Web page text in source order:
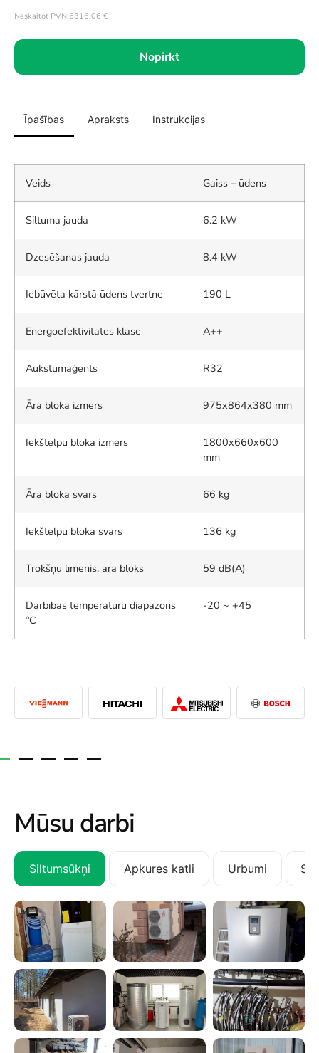
Neskaitot PVN:6316,06 €
Nopirkt
Īpašības Apraksts Instrukcijas
Veids Gaiss – ūdens
Siltuma jauda 6.2 kW
Dzesēšanas jauda 8.4 kW
Iebūvēta kārstā ūdens tvertne 190 L
Energoefektivitātes klase A++
Aukstumaģents R32
Āra bloka izmērs 975x864x380 mm
Iekštelpu bloka izmērs
1800x660x600
mm
Āra bloka svars 66 kg
Iekštelpu bloka svars 136 kg
Trokšņu līmenis, āra bloks 59 dB(A)
Darbības temperatūru diapazons
°C
-20 ~ +45
Mūsu darbi
Siltumsūkņi Apkures katli Urbumi